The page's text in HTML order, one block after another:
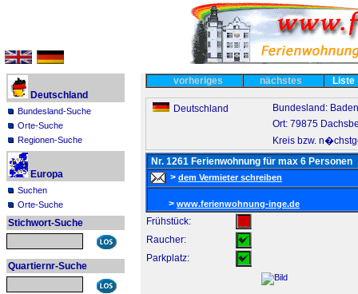
Deutschland
Bundesland-Suche
Orte-Suche
Regionen-Suche
Europa
Suchen
Orte-Suche
Stichwort-Suche
Quartiernr-Suche
vorheriges nächstes Liste
Deutschland
Bundesland:
Ort: 79875
Kreis bzw.
Nr. 1261 Ferienwohnung für max 6 Personen
> dem Vermieter schreiben
> www.ferienwohnung-inge.de
Frühstück:
Raucher:
Parkplatz: